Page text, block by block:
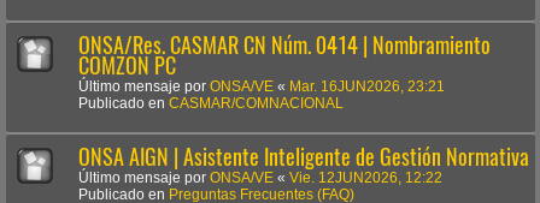
ONSA/Res. CASMAR CN Núm. 0414 | Nombramiento
COMZON PC
Último mensaje por ONSA/VE « Mar. 16JUN2026, 23:21
Publicado en CASMAR/COMNACIONAL
ONSA AIGN | Asistente Inteligente de Gestión Normativa
Último mensaje por ONSA/VE « Vie. 12JUN2026, 12:22
Publicado en Preguntas Frecuentes (FAQ)